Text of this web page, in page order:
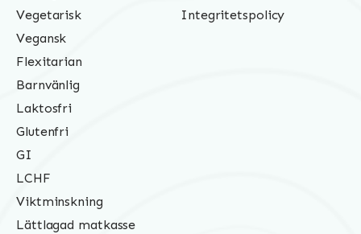
Vegetarisk
Vegansk
Flexitarian
Barnvänlig
Laktosfri
Glutenfri
GI
LCHF
Viktminskning
Lättlagad matkasse
Integritetspolicy